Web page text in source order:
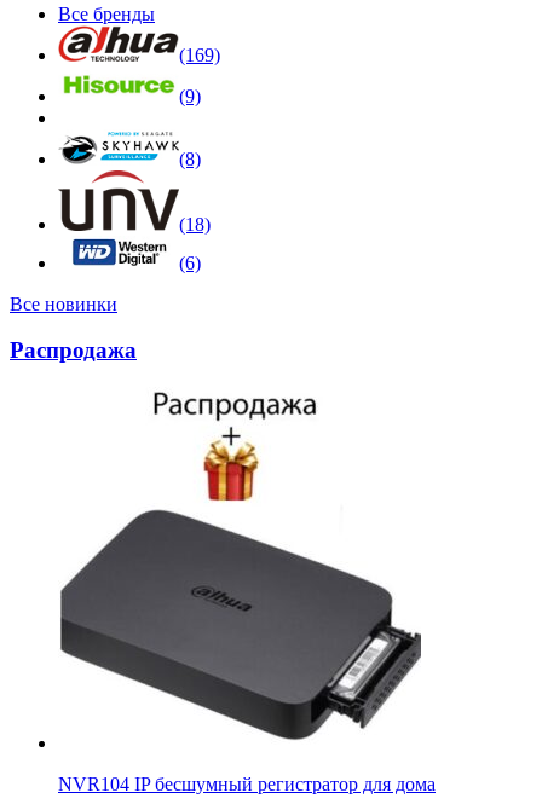
Все бренды
(169)
(9)
(8)
(18)
(6)
Все новинки
Распродажа
NVR104 IP бесшумный регистратор для дома